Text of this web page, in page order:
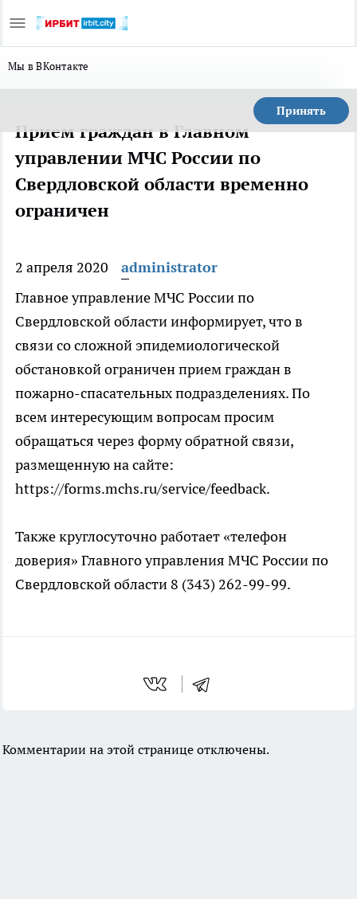
Мы в ВКонтакте
Принять
Прием граждан в Главном
управлении МЧС России по
Свердловской области временно
ограничен
2 апреля 2020
administrator
Главное управление МЧС России по
Свердловской области информирует, что в
связи со сложной эпидемиологической
обстановкой ограничен прием граждан в
пожарно-спасательных подразделениях. По
всем интересующим вопросам просим
обращаться через форму обратной связи,
размещенную на сайте:
https://forms.mchs.ru/service/feedback.
Также круглосуточно работает «телефон
доверия» Главного управления МЧС России по
Свердловской области 8 (343) 262-99-99.
Комментарии на этой странице отключены.